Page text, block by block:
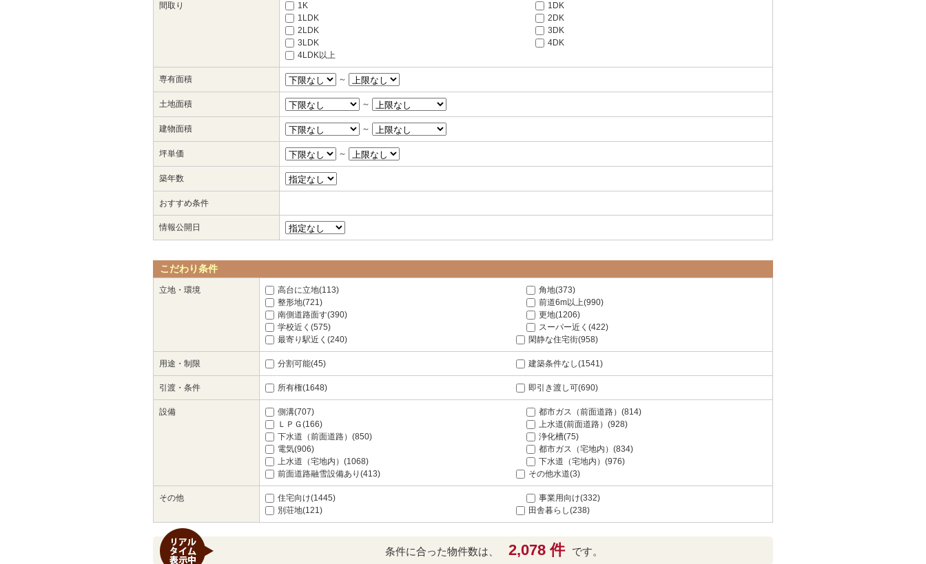
間取り 1K
1DK
1LDK
2DK
2LDK
3DK
3LDK
4DK
4LDK以上
専有面積 ～
土地面積 ～
建物面積 ～
坪単価 ～
築年数
おすすめ条件
情報公開日
こだわり条件
立地・環境 高台に立地(113)
角地(373)
整形地(721)
前道6m以上(990)
南側道路面す(390)
更地(1206)
学校近く(575)
スーパー近く(422)
最寄り駅近く(240)
閑静な住宅街(958)
用途・制限 分割可能(45) 建築条件なし(1541)
引渡・条件 所有権(1648) 即引き渡し可(690)
設備 側溝(707)
都市ガス（前面道路）(814)
ＬＰＧ(166)
上水道(前面道路）(928)
下水道（前面道路）(850)
浄化槽(75)
電気(906)
都市ガス（宅地内）(834)
上水道（宅地内）(1068)
下水道（宅地内）(976)
前面道路融雪設備あり(413)
その他水道(3)
その他 住宅向け(1445)
事業用向け(332)
別荘地(121)
田舎暮らし(238)
条件に合った物件数は、 2,078 件 です。